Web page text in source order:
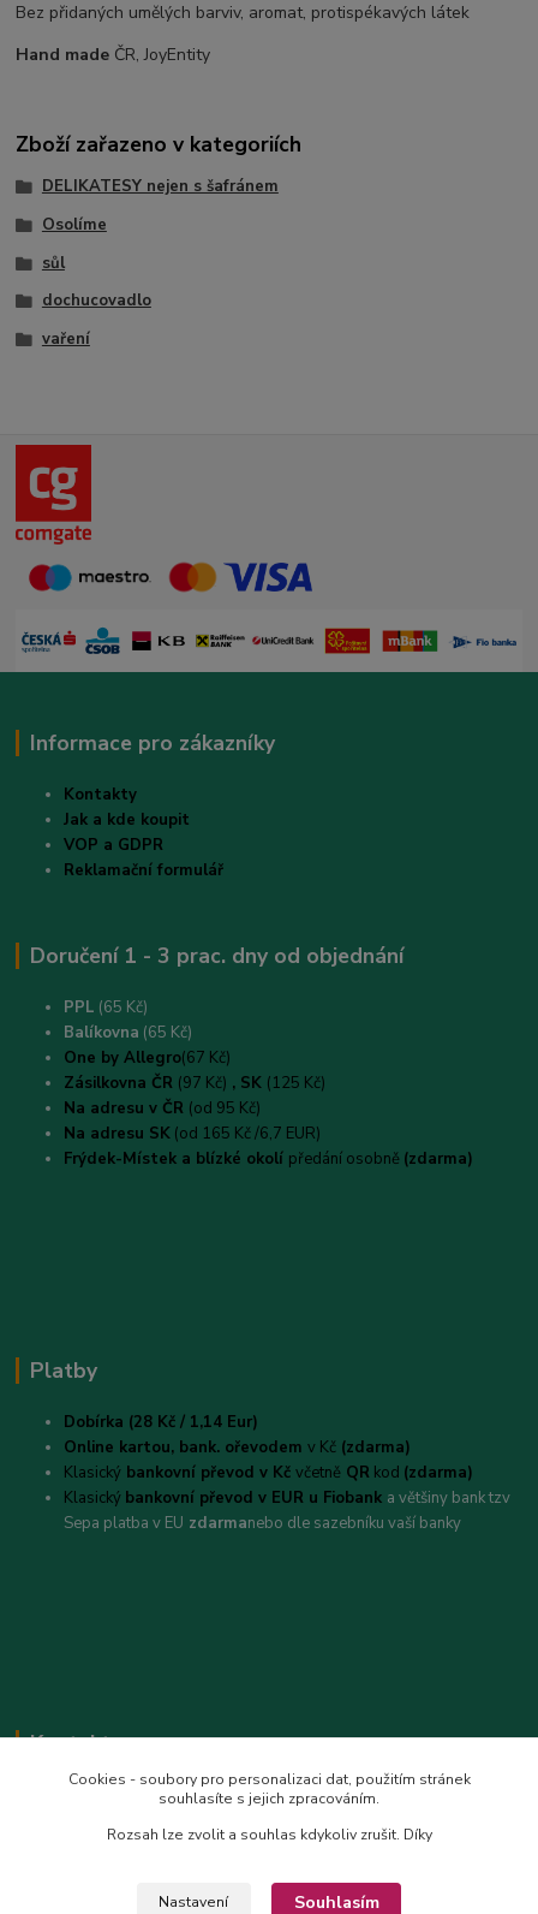
Bez přidaných umělých barviv, aromat, protispékavých látek
Hand made ČR, JoyEntity
Zboží zařazeno v kategoriích
DELIKATESY nejen s šafránem
Osolíme
sůl
dochucovadlo
vaření
Informace pro zákazníky
Kontakty
Jak a kde koupit
VOP a GDPR
Reklamační formulář
Doručení 1 - 3 prac. dny od objednání
PPL (65 Kč)
Balíkovna (65 Kč)
One by Allegro(67 Kč)
Zásilkovna ČR (97 Kč) , SK (125 Kč)
Na adresu v ČR (od 95 Kč)
Na adresu SK (od 165 Kč /6,7 EUR)
Frýdek-Místek a blízké okolí předání osobně (zdarma)
Platby
Dobírka (28 Kč / 1,14 Eur)
Online kartou, bank. ořevodemv Kč (zdarma)
Klasický bankovní převod v Kčvčetně QR kod (zdarma)
Klasický bankovní převod v EUR u Fiobank a většiny bank tzv
Sepa platba v EU zdarmanebo dle sazebníku vaší banky
Kontakt
(Po-Pá, 8.00-18 hod)
Cookies - soubory pro personalizaci dat, použitím stránek
souhlasíte s jejich zpracováním.
Rozsah lze zvolit a souhlas kdykoliv zrušit. Díky
Nastavení Souhlasím